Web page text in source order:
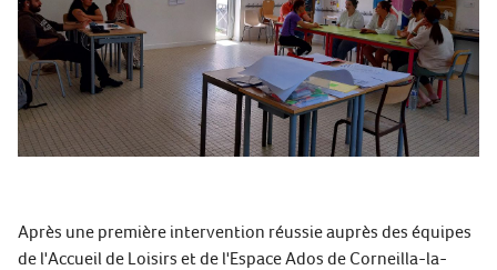
Après une première intervention réussie auprès des équipes
de l'Accueil de Loisirs et de l'Espace Ados de Corneilla-la-